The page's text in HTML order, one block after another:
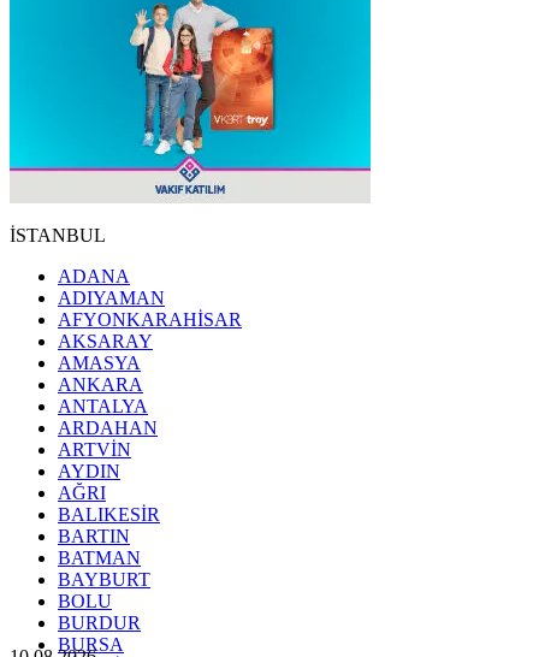
İSTANBUL
ADANA
ADIYAMAN
AFYONKARAHİSAR
AKSARAY
AMASYA
ANKARA
ANTALYA
ARDAHAN
ARTVİN
AYDIN
AĞRI
BALIKESİR
BARTIN
BATMAN
BAYBURT
BOLU
BURDUR
BURSA